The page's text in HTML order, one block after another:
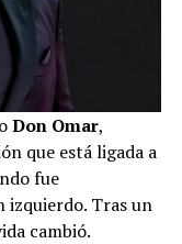
Don Omar,
que está ligada a
fue
izquierdo. Tras un
cambió.